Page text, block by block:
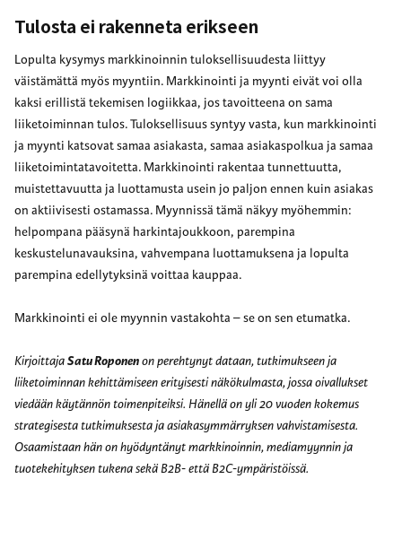
Tulosta ei rakenneta erikseen
Lopulta kysymys markkinoinnin tuloksellisuudesta liittyy
väistämättä myös myyntiin. Markkinointi ja myynti eivät voi olla
kaksi erillistä tekemisen logiikkaa, jos tavoitteena on sama
liiketoiminnan tulos. Tuloksellisuus syntyy vasta, kun markkinointi
ja myynti katsovat samaa asiakasta, samaa asiakaspolkua ja samaa
liiketoimintatavoitetta. Markkinointi rakentaa tunnettuutta,
muistettavuutta ja luottamusta usein jo paljon ennen kuin asiakas
on aktiivisesti ostamassa. Myynnissä tämä näkyy myöhemmin:
helpompana pääsynä harkintajoukkoon, parempina
keskustelunavauksina, vahvempana luottamuksena ja lopulta
parempina edellytyksinä voittaa kauppaa.
Markkinointi ei ole myynnin vastakohta – se on sen etumatka.
KirjoittajaSatu Roponenon perehtynyt dataan, tutkimukseen ja
liiketoiminnan kehittämiseen erityisesti näkökulmasta, jossa oivallukset
viedään käytännön toimenpiteiksi. Hänellä on yli 20 vuoden kokemus
strategisesta tutkimuksesta ja asiakasymmärryksen vahvistamisesta.
Osaamistaan hän on hyödyntänyt markkinoinnin, mediamyynnin ja
tuotekehityksen tukena sekä B2B- että B2C-ympäristöissä.